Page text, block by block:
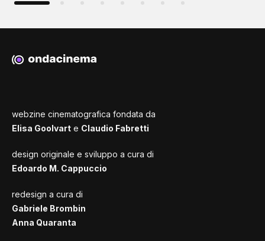
webzine cinematografica fondata da
Elisa Goolvart e Claudio Fabretti
design originale e sviluppo a cura di
Edoardo M. Cappuccio
redesign a cura di
Gabriele Brombin
Anna Quaranta